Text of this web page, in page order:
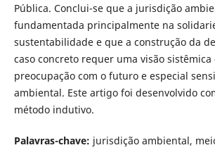
Pública. Conclui-se que a jurisdição
fundamentada principalmente na
sustentabilidade e que a construção da
caso concreto requer uma visão sistêmica
preocupação com o futuro e especial
ambiental. Este artigo foi desenvolvido
método indutivo.
Palavras-chave: jurisdição ambiental,